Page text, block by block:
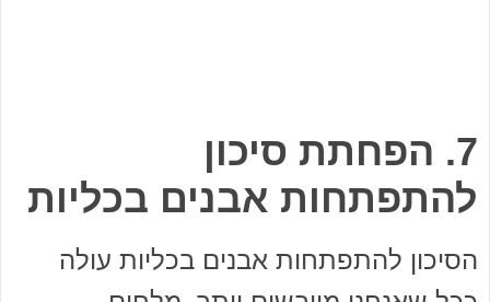
7. הפחתת סיכון
להתפתחות אבנים בכליות
הסיכון להתפתחות אבנים בכליות עולה